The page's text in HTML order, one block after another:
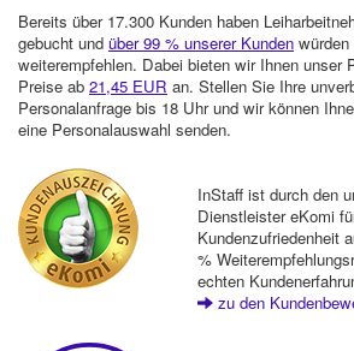
Bereits über 17.300 Kunden haben
gebucht und über 99 % unserer Kunden
weiterempfehlen. Dabei bieten wir Ihnen unser
Preise ab 21,45 EUR an. Stellen Sie Ihre
Personalanfrage bis 18 Uhr und wir können
eine Personalauswahl senden.
InStaff ist durch den
Dienstleister eKomi
Kundenzufriedenheit
%
echten
zu den